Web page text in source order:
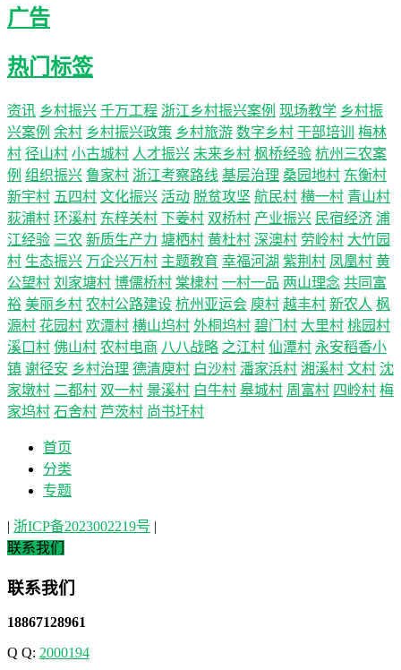
广告
热门标签
资讯 乡村振兴 千万工程 浙江乡村振兴案例 现场教学 乡村振
兴案例 余村 乡村振兴政策 乡村旅游 数字乡村 干部培训
梅林
村 径山村 小古城村 人才振兴 未来乡村 枫桥经验 杭州三农案
例 组织振兴 鲁家村 浙江考察路线 基层治理 桑园地村 东衡村
新宇村 五四村 文化振兴 活动 脱贫攻坚 航民村 横一村 青山村
荻浦村 环溪村 东梓关村 下姜村 双桥村 产业振兴 民宿经济 浦
江经验 三农 新质生产力 塘栖村 黄杜村 深澳村 劳岭村 大竹园
村 生态振兴 万企兴万村 主题教育 幸福河湖 紫荆村 凤凰村 黄
公望村 刘家塘村 博儒桥村 棠棣村 一村一品 两山理念 共同富
裕 美丽乡村 农村公路建设 杭州亚运会 庾村 越丰村 新农人 枫
源村 花园村 欢潭村 横山坞村 外桐坞村 碧门村 大里村 桃园村
溪口村 佛山村 农村电商 八八战略 之江村 仙潭村 永安稻香小
镇 谢径安 乡村治理 德清庾村 白沙村 潘家浜村 湘溪村 文村 沈
家墩村 二都村 双一村 景溪村 白牛村 皋城村 周富村 四岭村 梅
家坞村 石舍村 芦茨村 尚书圩村
首页
分类
专题
| 浙ICP备2023002219号 |
联系我们
联系我们
18867128961
Q Q: 2000194